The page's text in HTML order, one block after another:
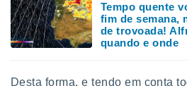
Tempo quente
fim de semana,
de trovoada!
quando e onde
Desta forma, e tendo em conta